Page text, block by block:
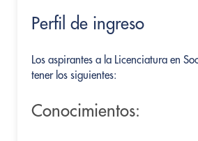
Perfil de ingreso
Los aspirantes a la Licenciatura en
tener los siguientes:
Conocimientos: